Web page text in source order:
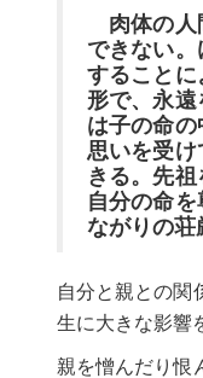
肉体の人
できない
することに
形で、永
は子の命
思いを受け
きる。先祖
自分の命
ながりの荘
自分と親との関
生に大きな影響
親を憎んだり恨